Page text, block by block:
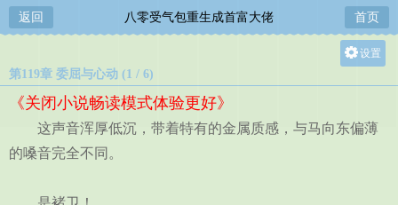
返回 八零受气包重生成首富大佬 首页
设置
中
第119章 委屈与心动 (1 / 6)
《关闭小说畅读模式体验更好》
这声音浑厚低沉，带着特有的金属质感，与马向东偏薄
的嗓音完全不同。